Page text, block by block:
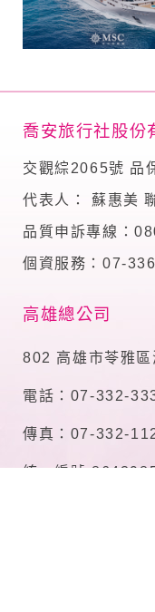
喬安旅行社股份
交觀綜2065號 品
代表人： 蘇惠美
品質申訴專線：
個資服務：07-
高雄總公司
802 高雄市苓雅
電話：07-332-
傳真：07-332-
統一編號